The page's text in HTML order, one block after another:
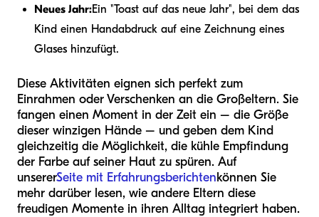
Neues Jahr:Ein "Toast auf das neue Jahr", bei dem das
Kind einen Handabdruck auf eine Zeichnung eines
Glases hinzufügt.
Diese Aktivitäten eignen sich perfekt zum
Einrahmen oder Verschenken an die Großeltern. Sie
fangen einen Moment in der Zeit ein – die Größe
dieser winzigen Hände – und geben dem Kind
gleichzeitig die Möglichkeit, die kühle Empfindung
der Farbe auf seiner Haut zu spüren. Auf
unsererSeite mit Erfahrungsberichtenkönnen Sie
mehr darüber lesen, wie andere Eltern diese
freudigen Momente in ihren Alltag integriert haben.